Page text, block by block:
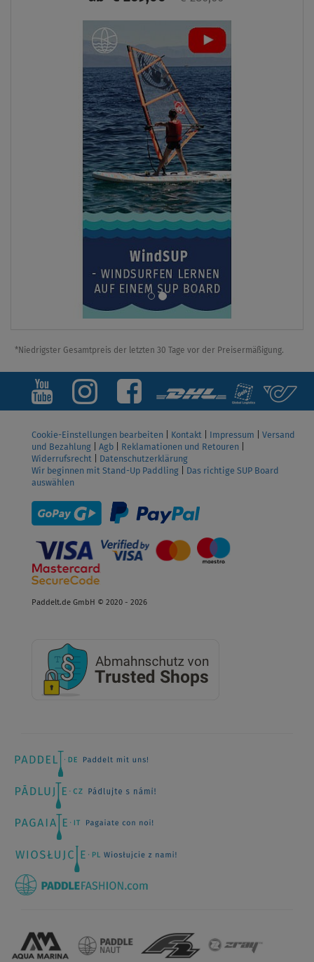
*Niedrigster Gesamtpreis der letzten 30 Tage vor der Preisermäßigung.
Cookie-Einstellungen bearbeiten Kontakt Impressum
Versand
und Bezahlung
Agb Reklamationen und Retouren
Widerrufsrecht
Datenschutzerklärung
Wir beginnen mit Stand-Up Paddling
Das richtige SUP Board
auswählen
Paddelt.de GmbH © 2020 - 2026